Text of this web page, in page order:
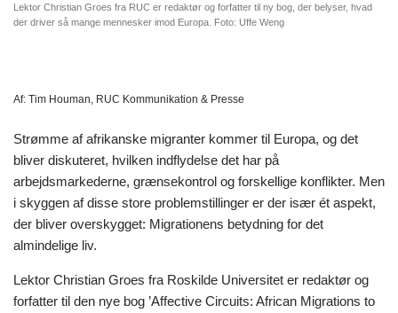
Lektor Christian Groes fra RUC er redaktør og forfatter til ny bog, der belyser, hvad
der driver så mange mennesker imod Europa. Foto: Uffe Weng
Af: Tim Houman, RUC Kommunikation & Presse
Strømme af afrikanske migranter kommer til Europa, og det
bliver diskuteret, hvilken indflydelse det har på
arbejdsmarkederne, grænsekontrol og forskellige konflikter. Men
i skyggen af disse store problemstillinger er der især ét aspekt,
der bliver overskygget: Migrationens betydning for det
almindelige liv.
Lektor Christian Groes fra Roskilde Universitet er redaktør og
forfatter til den nye bog ’Affective Circuits: African Migrations to